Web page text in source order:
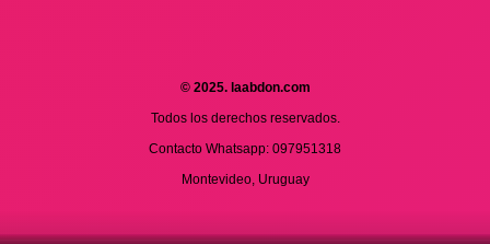
© 2025. laabdon.com
Todos los derechos reservados.
Contacto Whatsapp: 097951318
Montevideo, Uruguay